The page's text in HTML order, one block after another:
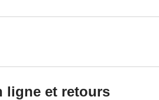
ligne et retours